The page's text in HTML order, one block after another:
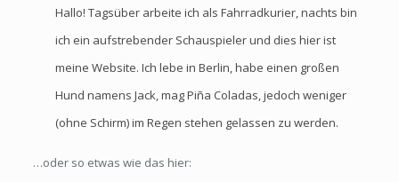
Hallo! Tagsüber arbeite ich als Fahrradkurier, nachts bin
ich ein aufstrebender Schauspieler und dies hier ist
meine Website. Ich lebe in Berlin, habe einen großen
Hund namens Jack, mag Piña Coladas, jedoch weniger
(ohne Schirm) im Regen stehen gelassen zu werden.
…oder so etwas wie das hier: